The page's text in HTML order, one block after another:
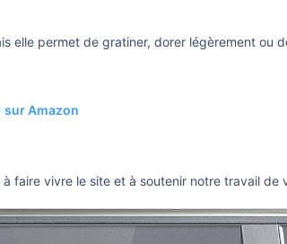
elle permet de gratiner, dorer légèrement ou
sur Amazon
faire vivre le site et à soutenir notre travail de